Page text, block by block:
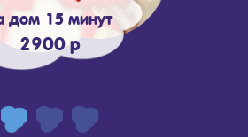
дом 15 минут
2900 р